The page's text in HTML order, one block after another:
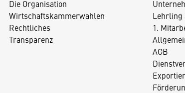
Die Organisation
Wirtschaftskammerwahlen
Rechtliches
Transparenz
Lehrling
1.
AGB